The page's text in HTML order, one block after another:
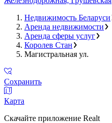
Недвижимость Беларуси
Аренда недвижимости
Аренда сферы услуг
Королев Стан
Магистральная ул.
Сохранить
Карта
Скачайте приложение Realt